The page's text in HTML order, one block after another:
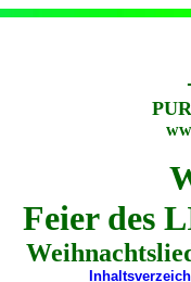
Feier des